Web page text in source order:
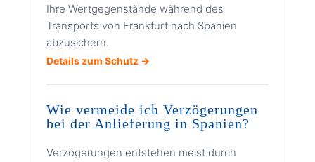
Ihre Wertgegenstände während des
Transports von Frankfurt nach Spanien
abzusichern.
Details zum Schutz →
Wie vermeide ich Verzögerungen
bei der Anlieferung in Spanien?
Verzögerungen entstehen meist durch